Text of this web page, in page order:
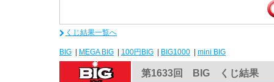
くじ結果一覧へ
BIG MEGA BIG 100円BIG BIG1000 mini BIG
第1633回 BIG くじ結果